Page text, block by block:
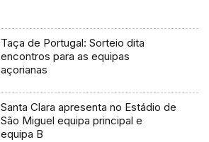
Taça de Portugal: Sorteio dita
encontros para as equipas
açorianas
Santa Clara apresenta no Estádio de
São Miguel equipa principal e
equipa B